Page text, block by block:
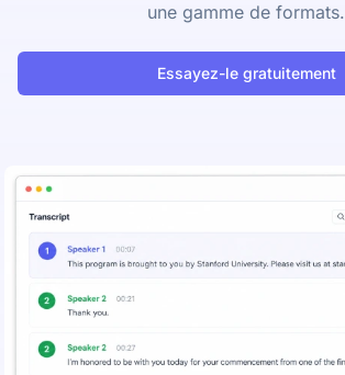
une gamme de formats.
Essayez-le gratuitement